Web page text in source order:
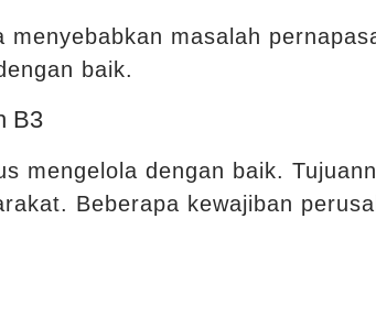
menyebabkan masalah
baik.
B3
mengelola dengan baik.
Beberapa kewajiban